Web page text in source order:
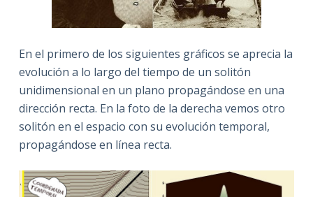
En el primero de los siguientes gráficos se aprecia la
evolución a lo largo del tiempo de un solitón
unidimensional en un plano propagándose en una
dirección recta. En la foto de la derecha vemos otro
solitón en el espacio con su evolución temporal,
propagándose en línea recta.